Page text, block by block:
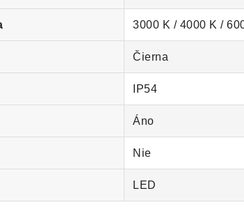
3000 K / 4000 K /
Čierna
IP54
Áno
Nie
LED